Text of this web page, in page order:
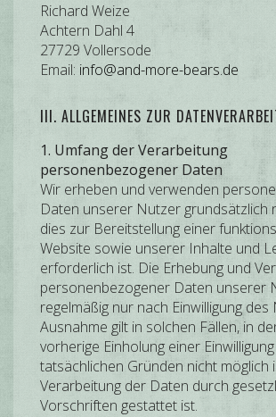
Richard Weize
Achtern Dahl 4
27729 Vollersode
Email: info@and-more-bears.de
III. ALLGEMEINES ZUR
1. Umfang der Verarbeitung
personenbezogener Daten
Wir erheben und verwenden
Daten unserer Nutzer grundsätzlich
dies zur Bereitstellung einer
Website sowie unserer Inhalte und
erforderlich ist. Die Erhebung und
personenbezogener Daten unserer
regelmäßig nur nach Einwilligung des
Ausnahme gilt in solchen Fällen, in
vorherige Einholung einer
tatsächlichen Gründen nicht möglich
Verarbeitung der Daten durch
Vorschriften gestattet ist.